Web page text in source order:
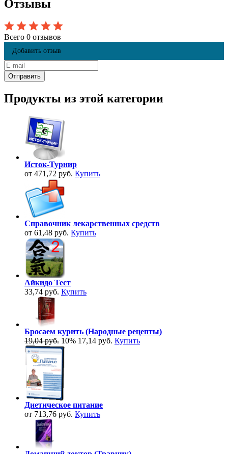
Отзывы
Всего 0 отзывов
Добавить отзыв
Продукты из этой категории
Исток-Турнир
от 471,72 руб. Купить
Справочник лекарственных средств
от 61,48 руб. Купить
Айкидо Тест
33,74 руб. Купить
Бросаем курить (Народные рецепты)
19,04 руб. 10% 17,14 руб. Купить
Диетическое питание
от 713,76 руб. Купить